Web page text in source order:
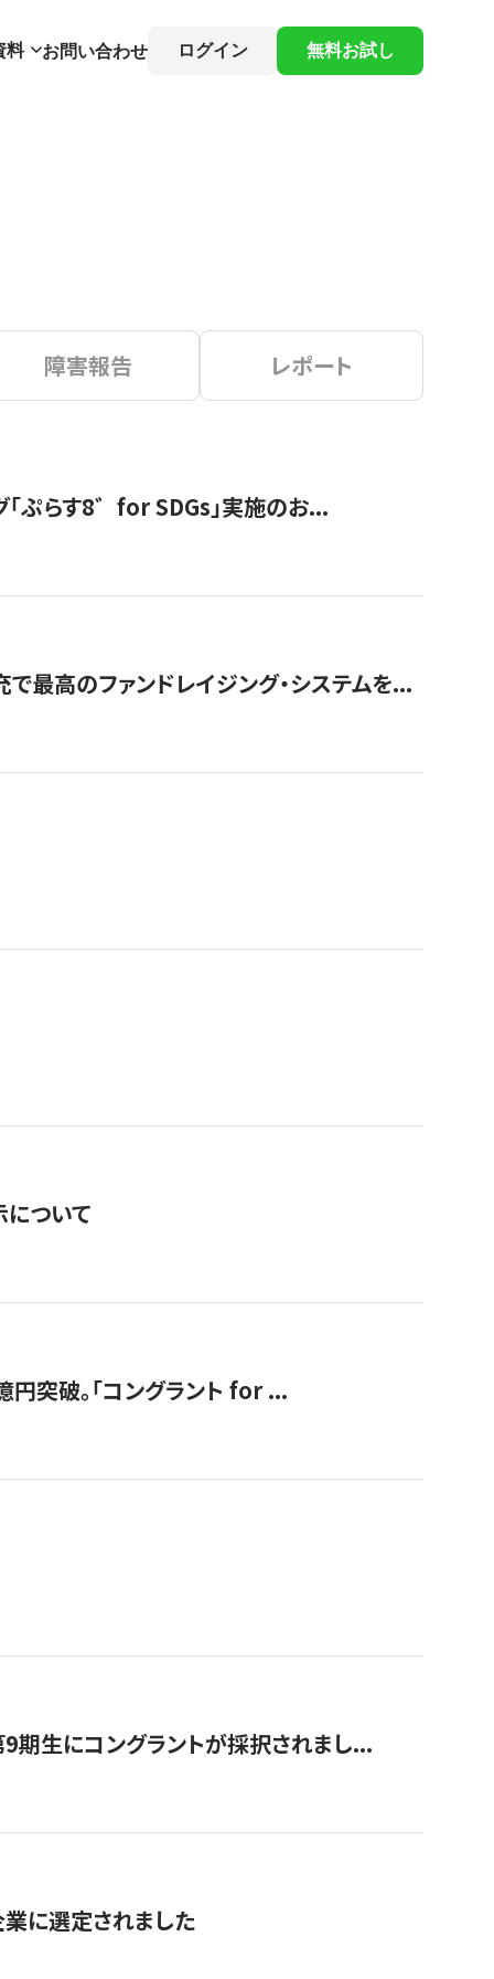
料 お問い合わせ ログイン 無料お試し
障害報告 レポート
ぷらす8゛for SDGs」実施のお...
最高のファンドレイジング・システムを...
ついて
突破。「コングラント for ...
9期生にコングラントが採択されまし...
に選定されました